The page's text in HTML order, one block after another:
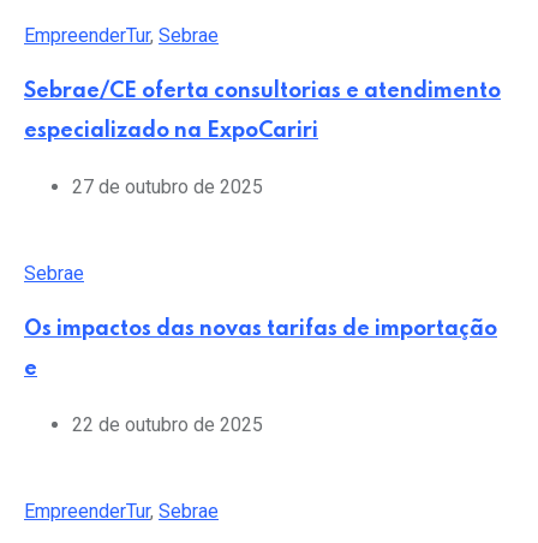
EmpreenderTur, Sebrae
Sebrae/CE oferta consultorias e atendimento
especializado na ExpoCariri
27 de outubro de 2025
Sebrae
Os impactos das novas tarifas de importação
e
22 de outubro de 2025
EmpreenderTur, Sebrae